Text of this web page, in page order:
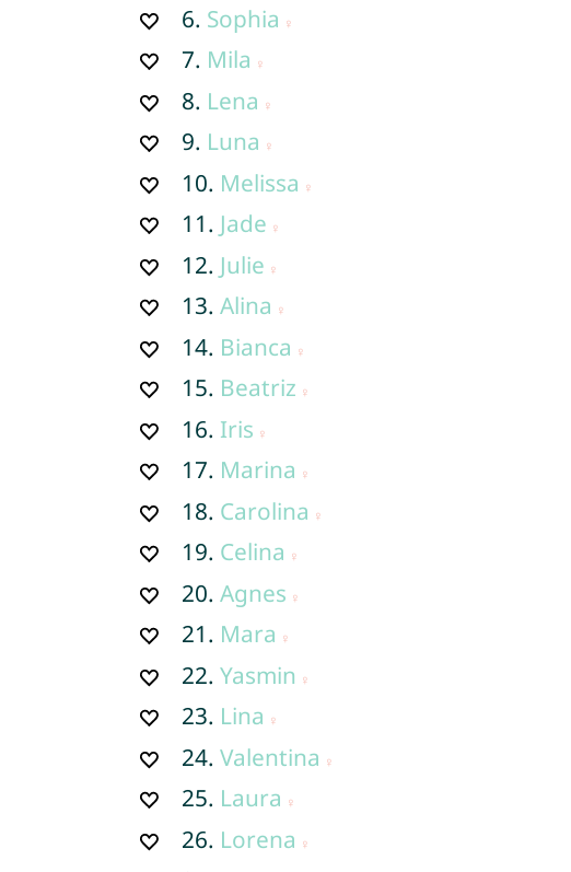
6. Sophia
7. Mila
8. Lena
9. Luna
10. Melissa
11. Jade
12. Julie
13.Alina
14. Bianca
15. Beatriz
16. Iris
17. Marina
18. Carolina
19. Celina
20.Agnes
21. Mara
22.Yasmin
23. Lina
24.Valentina
25. Laura
26. Lorena